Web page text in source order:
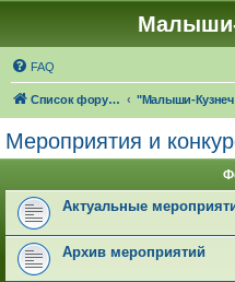
Малыши-
FAQ
Список форумов
Мероприятия и
Актуальные
Архив мероприятий